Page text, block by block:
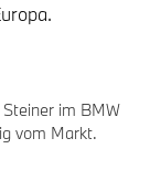
im BMW
vom Markt.